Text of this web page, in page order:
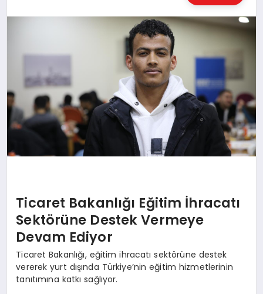
HABERLER
MAGAZIN
SAĞLIK
SPOR
TEKNOLOJI
Ticaret Bakanlığı Eğitim İhracatı
Sektörüne Destek Vermeye
Devam Ediyor
Ticaret Bakanlığı, eğitim ihracatı sektörüne destek
vererek yurt dışında Türkiye’nin eğitim hizmetlerinin
tanıtımına katkı sağlıyor.